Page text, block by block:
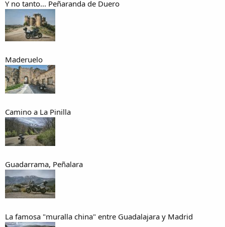
Y no tanto... Peñaranda de Duero
Maderuelo
Camino a La Pinilla
Guadarrama, Peñalara
La famosa "muralla china" entre Guadalajara y Madrid